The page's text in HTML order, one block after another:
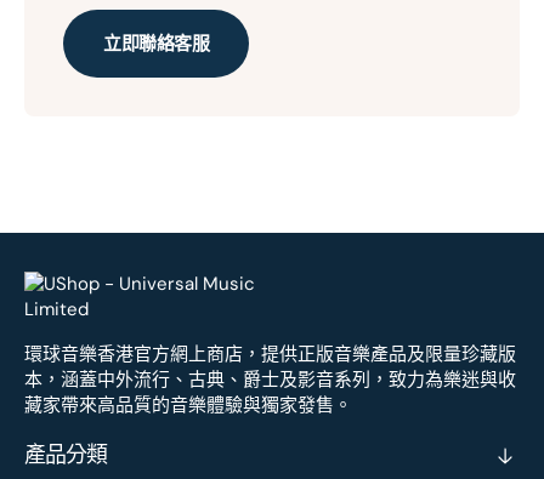
立即聯絡客服
環球音樂香港官方網上商店，提供正版音樂產品及限量珍藏版
本，涵蓋中外流行、古典、爵士及影音系列，致力為樂迷與收
藏家帶來高品質的音樂體驗與獨家發售。
產品分類